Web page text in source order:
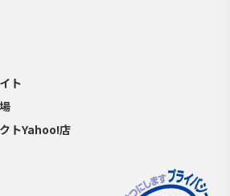
ト
トYahoo!店